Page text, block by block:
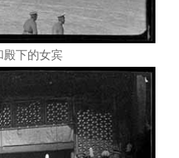
殿下的女宾